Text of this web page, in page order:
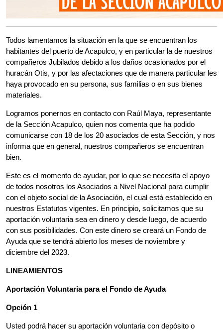
Todos lamentamos la situación en la que se encuentran los
habitantes del puerto de Acapulco, y en particular la de nuestros
compañeros Jubilados debido a los daños ocasionados por el
huracán Otis, y por las afectaciones que de manera particular les
haya provocado en su persona, sus familias o en sus bienes
materiales.
Logramos ponernos en contacto con Raúl Maya, representante
de la Sección Acapulco, quien nos comenta que ha podido
comunicarse con 18 de los 20 asociados de esta Sección, y nos
informa que en general, nuestros compañeros se encuentran
bien.
Este es el momento de ayudar, por lo que se necesita el apoyo
de todos nosotros los Asociados a Nivel Nacional para cumplir
con el objeto social de la Asociación, el cual está establecido en
nuestros Estatutos vigentes. En principio, solicitamos que su
aportación voluntaria sea en dinero y desde luego, de acuerdo
con sus posibilidades. Con este dinero se creará un Fondo de
Ayuda que se tendrá abierto los meses de noviembre y
diciembre del 2023.
LINEAMIENTOS
Aportación Voluntaria para el Fondo de Ayuda
Opción 1
Usted podrá hacer su aportación voluntaria con depósito o